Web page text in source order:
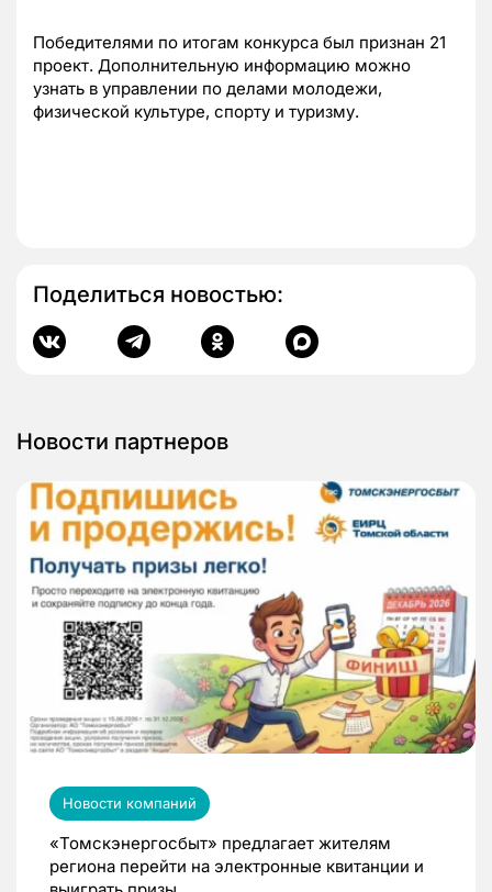
Победителями по итогам конкурса был признан 21
проект. Дополнительную информацию можно
узнать в управлении по делами молодежи,
физической культуре, спорту и туризму.
Поделиться новостью:
Новости партнеров
Новости компаний
«Томскэнергосбыт» предлагает жителям
региона перейти на электронные квитанции и